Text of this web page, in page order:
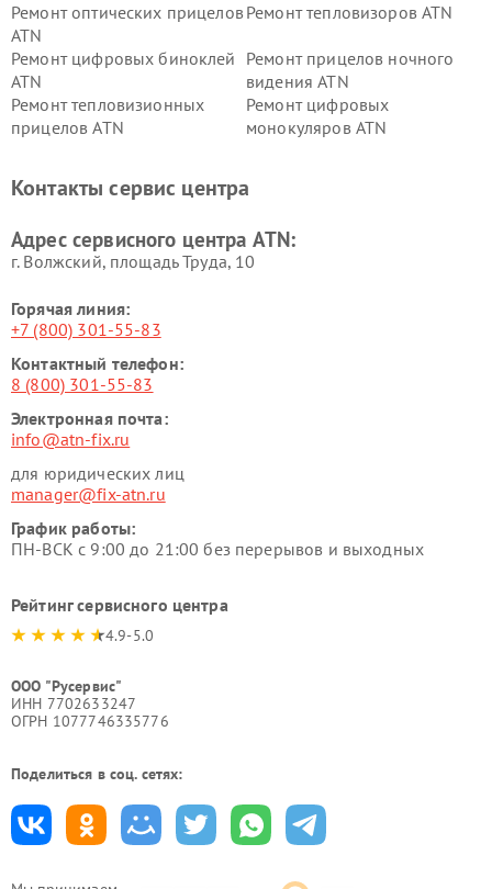
Ремонт оптических прицелов
ATN
Ремонт тепловизоров ATN
Ремонт цифровых биноклей
ATN
Ремонт прицелов ночного
видения ATN
Ремонт тепловизионных
прицелов ATN
Ремонт цифровых
монокуляров ATN
Контакты сервис центра
Адрес сервисного центра ATN:
г. Волжский, площадь Труда, 10
Горячая линия:
+7 (800) 301-55-83
Контактный телефон:
8 (800) 301-55-83
Электронная почта:
info@atn-fix.ru
для юридических лиц
manager@fix-atn.ru
График работы:
ПН-ВСК с 9:00 до 21:00 без перерывов и выходных
Рейтинг сервисного центра
4.9-5.0
ООО "Русервис"
ИНН 7702633247
ОГРН 1077746335776
Поделиться в соц. сетях: